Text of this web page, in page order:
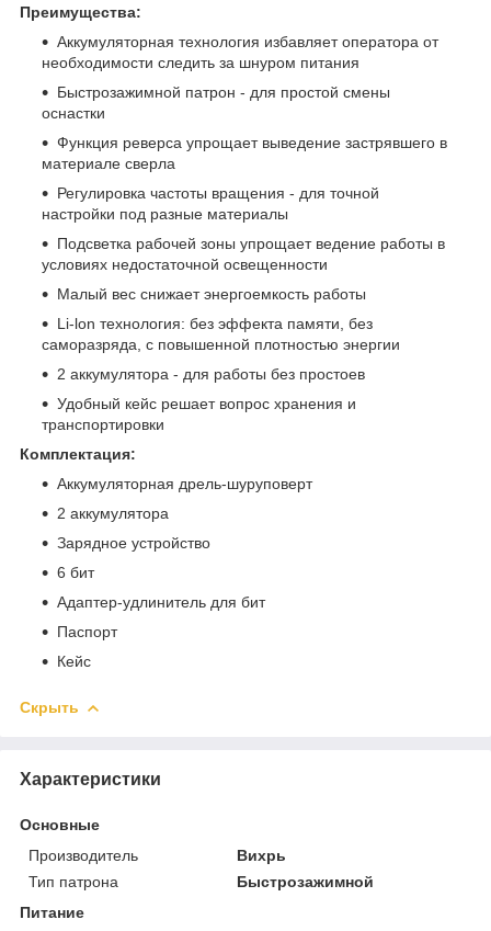
Преимущества:
Аккумуляторная технология избавляет оператора от
необходимости следить за шнуром питания
Быстрозажимной патрон - для простой смены
оснастки
Функция реверса упрощает выведение застрявшего в
материале сверла
Регулировка частоты вращения - для точной
настройки под разные материалы
Подсветка рабочей зоны упрощает ведение работы в
условиях недостаточной освещенности
Малый вес снижает энергоемкость работы
Li-lon технология: без эффекта памяти, без
саморазряда, с повышенной плотностью энергии
2 аккумулятора - для работы без простоев
Удобный кейс решает вопрос хранения и
транспортировки
Комплектация:
Аккумуляторная дрель-шуруповерт
2 аккумулятора
Зарядное устройство
6 бит
Адаптер-удлинитель для бит
Паспорт
Кейс
Скрыть
Характеристики
Основные
Производитель
Вихрь
Тип патрона
Быстрозажимной
Питание